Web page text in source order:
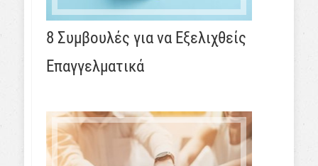
8 Συμβουλές για να Εξελιχθείς
Επαγγελματικά